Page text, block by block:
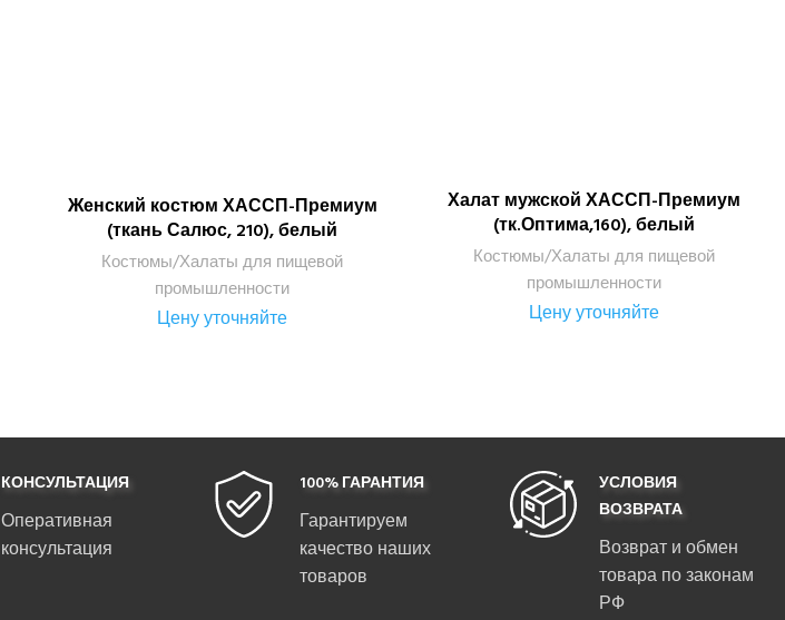
ПОДРОБНЕЕ
Женский костюм ХАССП-Премиум
(ткань Салюс, 210), белый
Костюмы/Халаты для пищевой
промышленности
Цену уточняйте
ПОДРОБНЕЕ
Халат мужской ХАССП-Премиум
(тк.Оптима,160), белый
Костюмы/Халаты для пищевой
промышленности
Цену уточняйте
КОНСУЛЬТАЦИЯ
Оперативная
консультация
100% ГАРАНТИЯ
Гарантируем
качество наших
товаров
УСЛОВИЯ
ВОЗВРАТА
Возврат и обмен
товара по законам
РФ